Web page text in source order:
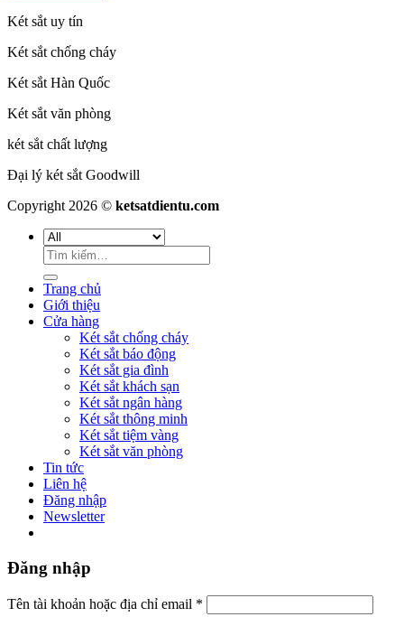
Két sắt uy tín
Két sắt chống cháy
Két sắt Hàn Quốc
Két sắt văn phòng
két sắt chất lượng
Đại lý két sắt Goodwill
Copyright 2026 © ketsatdientu.com
Trang chủ
Giới thiệu
Cửa hàng
Két sắt chống cháy
Két sắt báo động
Két sắt gia đình
Két sắt khách sạn
Két sắt ngân hàng
Két sắt thông minh
Két sắt tiệm vàng
Két sắt văn phòng
Tin tức
Liên hệ
Đăng nhập
Newsletter
Đăng nhập
Tên tài khoản hoặc địa chỉ email *